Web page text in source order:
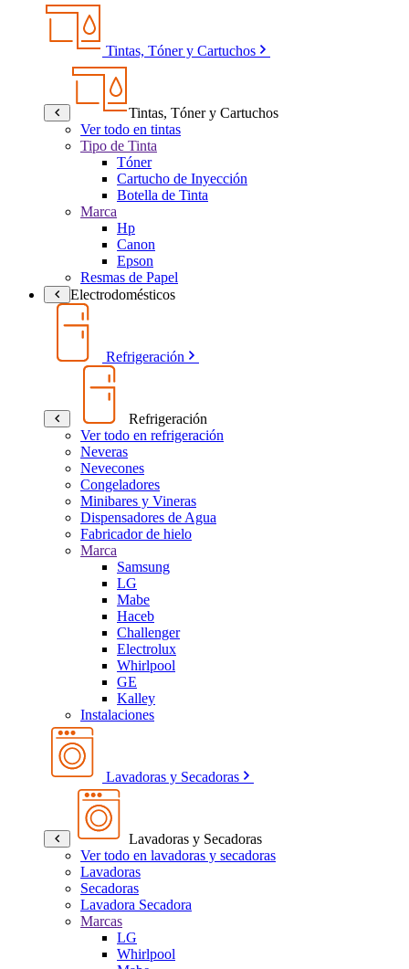
Tintas, Tóner y Cartuchos
Tintas, Tóner y Cartuchos
Ver todo en tintas
Tipo de Tinta
Tóner
Cartucho de Inyección
Botella de Tinta
Marca
Hp
Canon
Epson
Resmas de Papel
Electrodomésticos
Refrigeración
Refrigeración
Ver todo en refrigeración
Neveras
Nevecones
Congeladores
Minibares y Vineras
Dispensadores de Agua
Fabricador de hielo
Marca
Samsung
LG
Mabe
Haceb
Challenger
Electrolux
Whirlpool
GE
Kalley
Instalaciones
Lavadoras y Secadoras
Lavadoras y Secadoras
Ver todo en lavadoras y secadoras
Lavadoras
Secadoras
Lavadora Secadora
Marcas
LG
Whirlpool